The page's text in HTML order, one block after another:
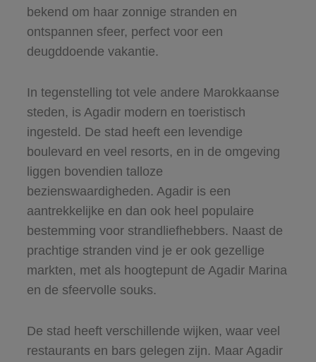
bekend om haar zonnige stranden en
ontspannen sfeer, perfect voor een
deugddoende vakantie.
In tegenstelling tot vele andere Marokkaanse
steden, is Agadir modern en toeristisch
ingesteld. De stad heeft een levendige
boulevard en veel resorts, en in de omgeving
liggen bovendien talloze
bezienswaardigheden. Agadir is een
aantrekkelijke en dan ook heel populaire
bestemming voor strandliefhebbers. Naast de
prachtige stranden vind je er ook gezellige
markten, met als hoogtepunt de Agadir Marina
en de sfeervolle souks.
De stad heeft verschillende wijken, waar veel
restaurants en bars gelegen zijn. Maar Agadir